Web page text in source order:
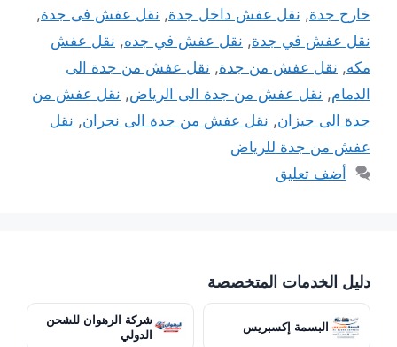
خارج جدة, نقل عفش داخل جدة, نقل عفش فى جدة,
نقل عفش في جدة, نقل عفش في جده, نقل عفش
مكه, نقل عفش من جدة, نقل عفش من جدة الى
الدمام, نقل عفش من جدة الى الرياض, نقل عفش من
جدة الى جيزان, نقل عفش من جدة الى نجران, نقل
عفش من جدة للرياض
أضف تعليق
دليل الخدمات المتخصصة
البسمة إكسبريس
شركة الرهوان للشحن
الدولي